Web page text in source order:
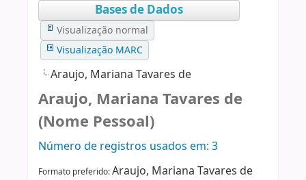
Bases de Dados
Visualização normal
Visualização MARC
Araujo, Mariana Tavares de
Araujo, Mariana Tavares de
(Nome Pessoal)
Número de registros usados ​​em: 3
Formato preferido:Araujo, Mariana Tavares de